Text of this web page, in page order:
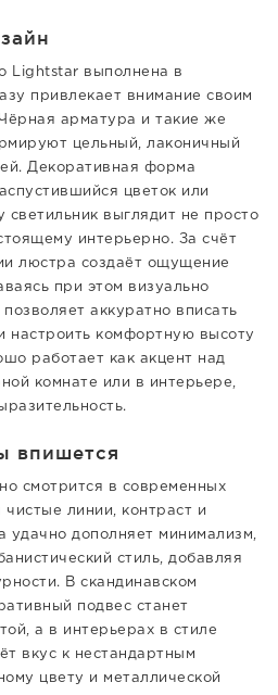
Lightstar выполнена в
привлекает внимание своим
арматура и такие же
цельный, лаконичный
Декоративная форма
цветок или
выглядит не просто
интерьерно. За счёт
люстра создаёт ощущение
при этом визуально
аккуратно вписать
настроить комфортную высоту
работает как акцент над
комнате или в интерьере,
впишется
смотрится в современных
чистые линии, контраст и
дополняет минимализм,
стиль, добавляя
В скандинавском
подвес станет
а в интерьерах в стиле
вкус к нестандартным
цвету и металлической